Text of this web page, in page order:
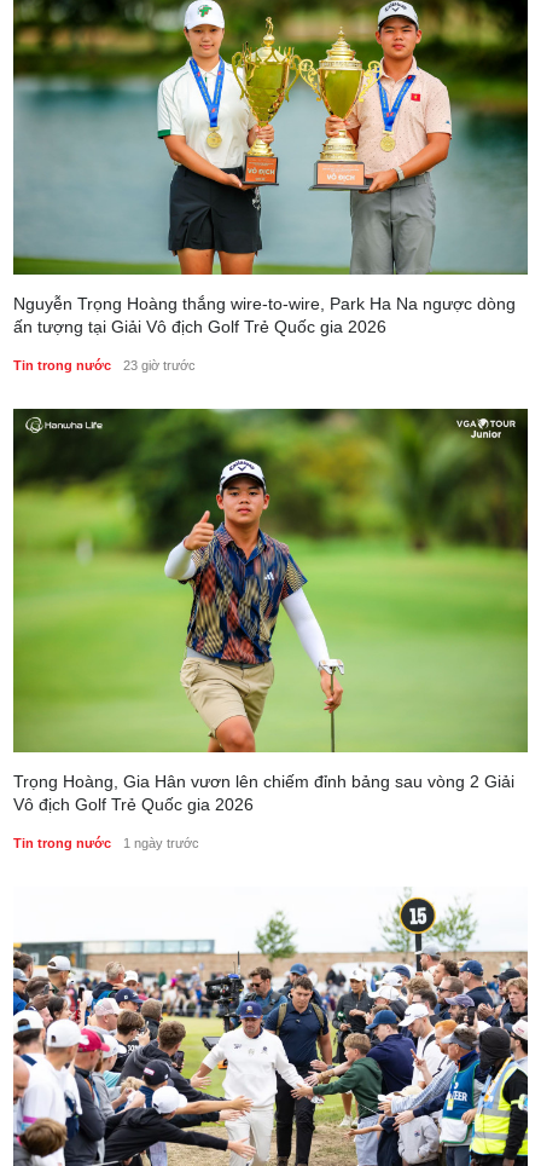
Nguyễn Trọng Hoàng thắng wire-to-wire, Park Ha Na ngược dòng
ấn tượng tại Giải Vô địch Golf Trẻ Quốc gia 2026
Tin trong nước 23 giờ trước
Trọng Hoàng, Gia Hân vươn lên chiếm đỉnh bảng sau vòng 2 Giải
Vô địch Golf Trẻ Quốc gia 2026
Tin trong nước 1 ngày trước